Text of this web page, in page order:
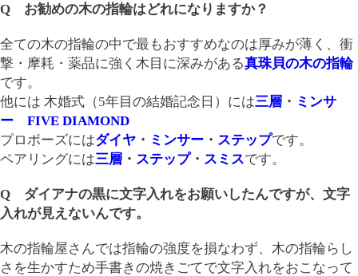
Q お勧めの木の指輪はどれになりますか？
全ての木の指輪の中で最もおすすめなのは厚みが薄く、衝
撃・摩耗・薬品に強く木目に深みがある真珠貝の木の指輪
です。
他には 木婚式（5年目の結婚記念日）には三層 ・ ミンサ
ー
FIVE DIAMOND
プロポーズにはダイヤ ・ ミンサー ・ ステップです。
ペアリングには三層 ・ ステップ・ スミスです。
Q ダイアナの黒に文字入れをお願いしたんですが、文字
入れが見えないんです。
木の指輪屋さんでは指輪の強度を損なわず、木の指輪らし
さを生かすため手書きの焼きごてで文字入れをおこなって